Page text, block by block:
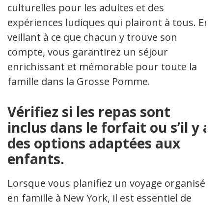
culturelles pour les adultes et des
expériences ludiques qui plairont à tous. En
veillant à ce que chacun y trouve son
compte, vous garantirez un séjour
enrichissant et mémorable pour toute la
famille dans la Grosse Pomme.
Vérifiez si les repas sont
inclus dans le forfait ou s’il y a
des options adaptées aux
enfants.
Lorsque vous planifiez un voyage organisé
en famille à New York, il est essentiel de